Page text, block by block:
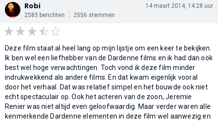
Robi
2583 berichten 2556 stemmen
14 maart 2014, 14:28 uur
Deze film staat al heel lang op mijn lijstje om een keer te bekijken.
Ik ben wel een liefhebber van de Dardenne films en ik had dan ook
best wel hoge verwachtingen. Toch vond ik deze film minder
indrukwekkend als andere films. En dat kwam eigenlijk vooral
door het verhaal. Dat was relatief simpel en het bouwde ook niet
echt spectaculair op. Ook het acteren van de zoon, Jeremie
Renier was niet altijd even geloofwaardig. Maar verder waren alle
kenmerkende Dardenne elementen in deze film wel aanwezig en